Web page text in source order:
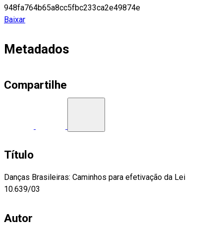
948fa764b65a8cc5fbc233ca2e49874e
Baixar
Metadados
Compartilhe
Título
Danças Brasileiras: Caminhos para efetivação da Lei
10.639/03
Autor